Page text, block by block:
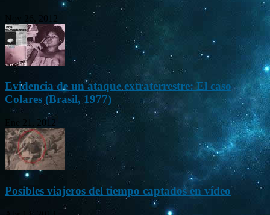
Nov 26, 2012
Evidencia de un ataque extraterrestre: El caso
Colares (Brasil, 1977)
Ene 21, 2012
Posibles viajeros del tiempo captados en vídeo